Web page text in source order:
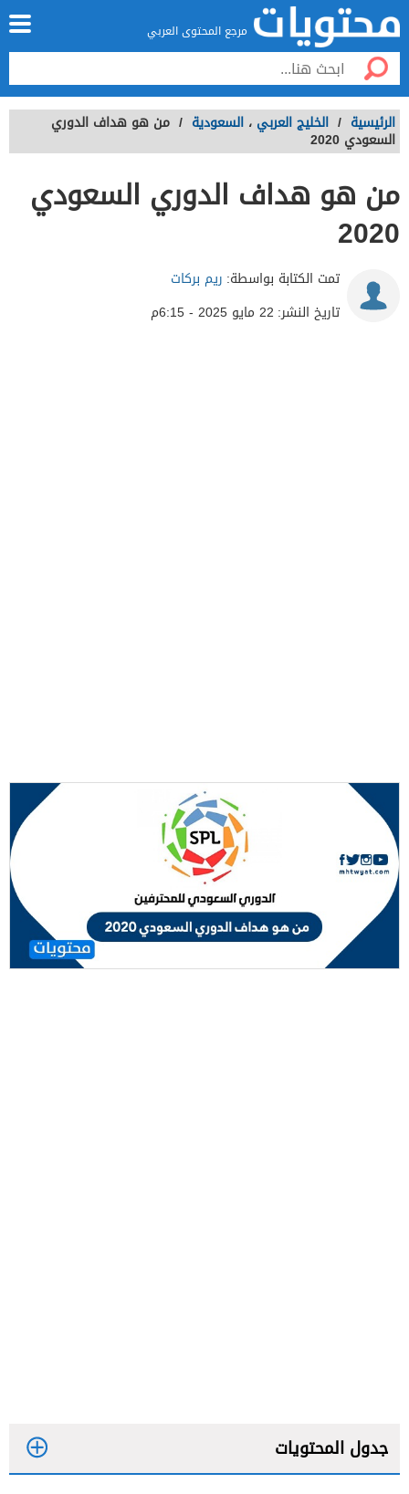
مرجع المحتوى العربي
الرئيسية / الخليج العربي ، السعودية / من هو هداف الدوري
السعودي 2020
من هو هداف الدوري السعودي
2020
تمت الكتابة بواسطة: ريم بركات
تاريخ النشر: 22 مايو 2025 - 6:15م
جدول المحتويات